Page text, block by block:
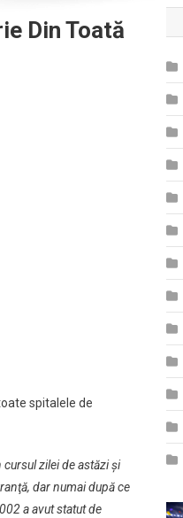
Din Toată
spitalele de
zilei de astăzi şi
dar numai după ce
a avut statut de